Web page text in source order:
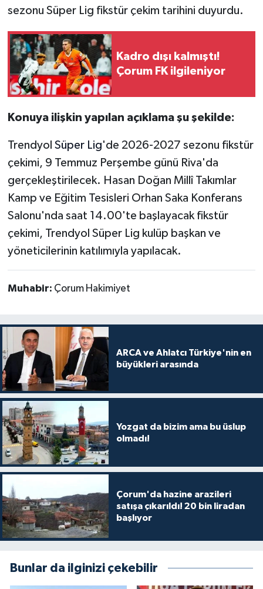
sezonu Süper Lig fikstür çekim tarihini duyurdu.
Kadro dışı kalmıştı!
Çorum FK ilgileniyor
Konuya ilişkin yapılan açıklama şu şekilde:
Trendyol Süper Lig'de 2026-2027 sezonu fikstür
çekimi, 9 Temmuz Perşembe günü Riva'da
gerçekleştirilecek. Hasan Doğan Millî Takımlar
Kamp ve Eğitim Tesisleri Orhan Saka Konferans
Salonu'nda saat 14.00'te başlayacak fikstür
çekimi, Trendyol Süper Lig kulüp başkan ve
yöneticilerinin katılımıyla yapılacak.
Muhabir: Çorum Hakimiyet
ARCA ve Ahlatcı Türkiye'nin en
büyükleri arasında
Yozgat da bizim ama bu üslup
olmadı!
Çorum'da hazine arazileri
satışa çıkarıldı! 20 bin liradan
başlıyor
Bunlar da ilginizi çekebilir